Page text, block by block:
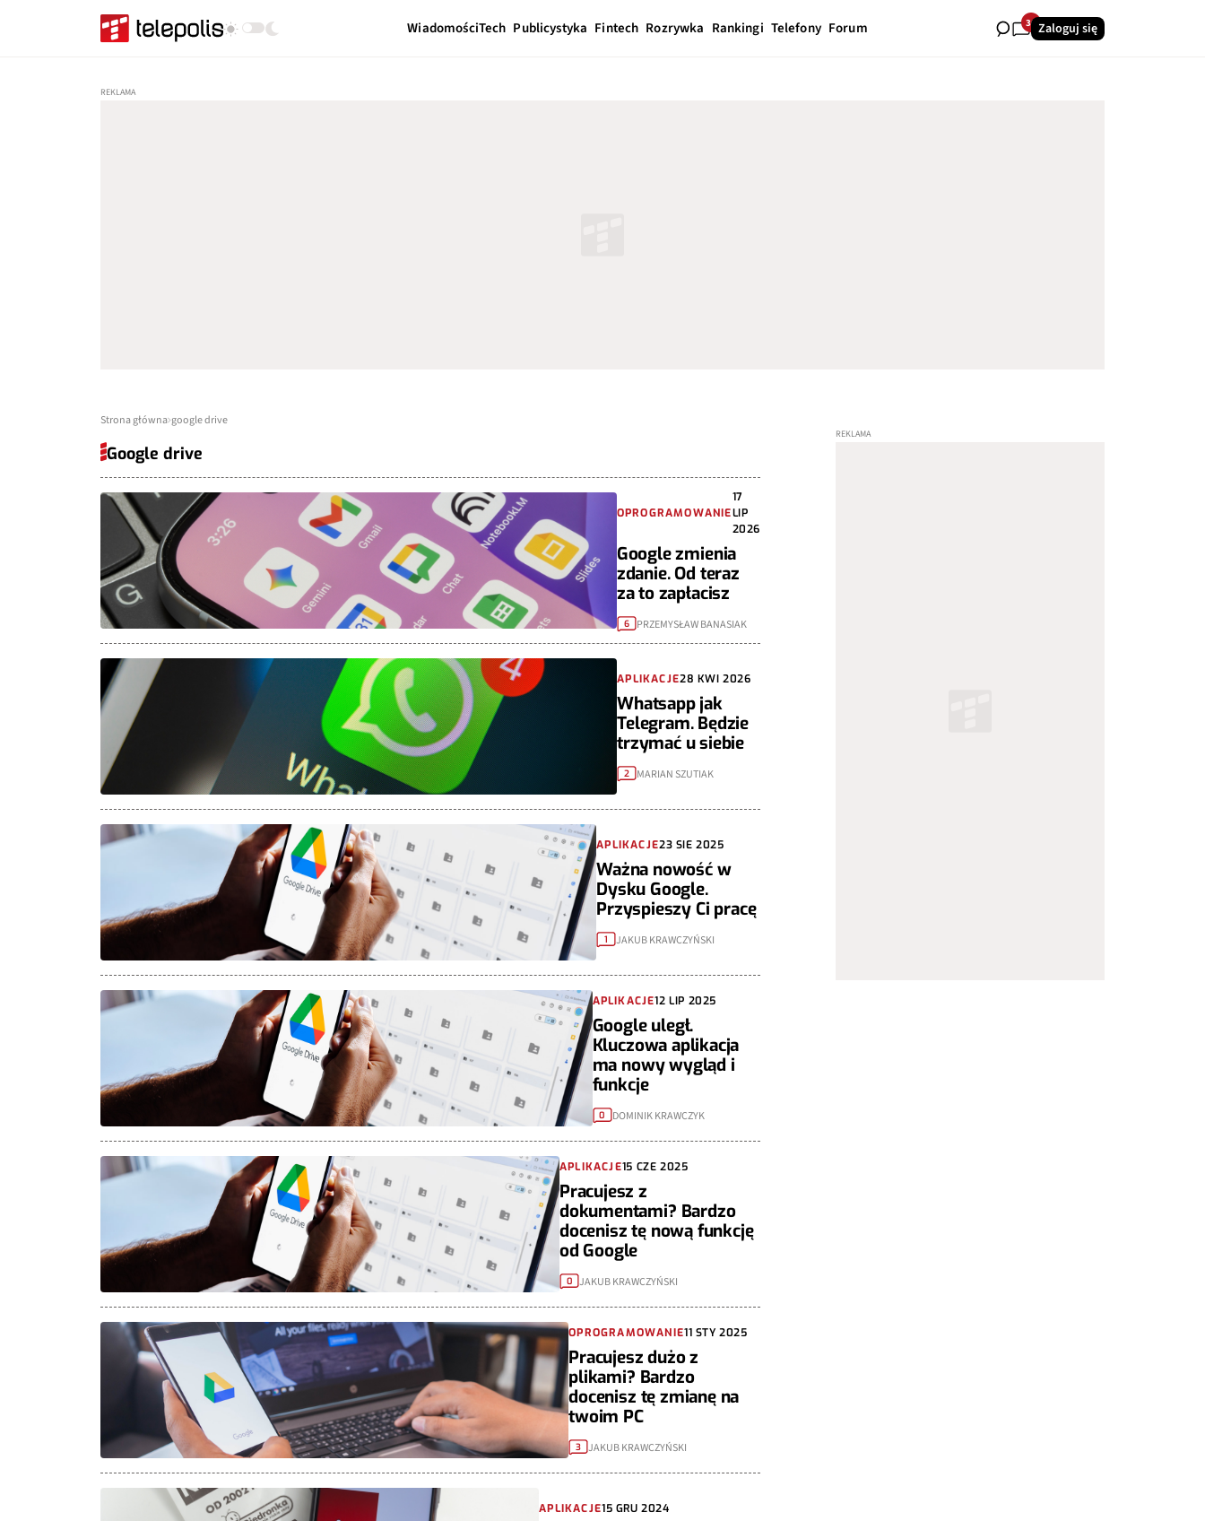
WiadomościTech Publicystyka Fintech Rozrywka Rankingi Telefony Forum 36Zaloguj się
Strona główna google drive
Google drive
OPROGRAMOWANIE
17
LIP
2026
Google zmienia
zdanie. Od teraz
za to zapłacisz
6 PRZEMYSŁAW BANASIAK
APLIKACJE28 KWI 2026
Whatsapp jak
Telegram. Będzie
trzymać u siebie
2 MARIAN SZUTIAK
APLIKACJE23 SIE 2025
Ważna nowość w
Dysku Google.
Przyspieszy Ci pracę
1 JAKUB KRAWCZYŃSKI
APLIKACJE12 LIP 2025
Google uległ.
Kluczowa aplikacja
ma nowy wygląd i
funkcje
0 DOMINIK KRAWCZYK
APLIKACJE15 CZE 2025
Pracujesz z
dokumentami? Bardzo
docenisz tę nową funkcję
od Google
0 JAKUB KRAWCZYŃSKI
OPROGRAMOWANIE11 STY 2025
Pracujesz dużo z
plikami? Bardzo
docenisz tę zmianę na
twoim PC
3 JAKUB KRAWCZYŃSKI
APLIKACJE15 GRU 2024